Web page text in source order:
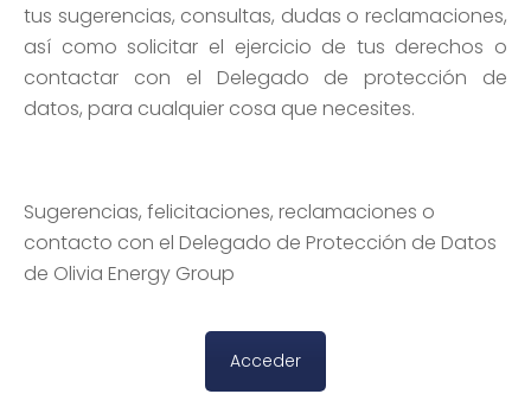
tus sugerencias, consultas, dudas o reclamaciones,
así como solicitar el ejercicio de tus derechos o
contactar con el Delegado de protección de
datos, para cualquier cosa que necesites.
Sugerencias, felicitaciones, reclamaciones o
contacto con el Delegado de Protección de Datos
de Olivia Energy Group
Acceder